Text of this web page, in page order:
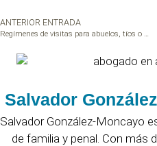
ANTERIOR ENTRADA
Salvador
Salvador González-Moncayo
de familia y penal. Con más